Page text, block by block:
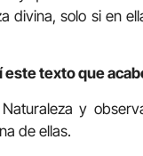
divina, solo si en
este texto que
y
de ellas.